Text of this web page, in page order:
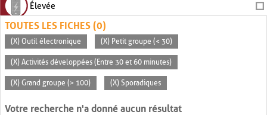
Élevée
TOUTES LES FICHES (0)
(X) Outil électronique (X) Petit groupe (< 30)
(X) Activités développées (Entre 30 et 60 minutes)
(X) Grand groupe (> 100) (X) Sporadiques
Votre recherche n'a donné aucun résultat